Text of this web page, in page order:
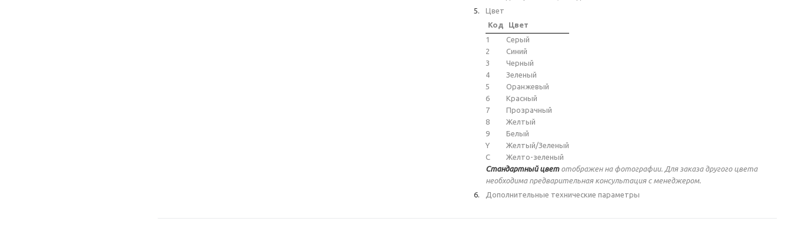
Цвет
Код
Цвет
1
Серый
2
Синий
3
Черный
4
Зеленый
5
Оранжевый
6
Красный
7
Прозрачный
8
Желтый
9
Белый
Y
Желтый/Зеленый
C
Желто-зеленый
Стандартный цветотображен на фотографии. Для заказа другого цвета
необходима предварительная консультация с менеджером.
Дополнительные технические параметры